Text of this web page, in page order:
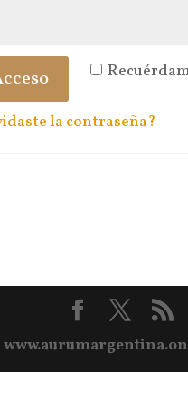
la contraseña?